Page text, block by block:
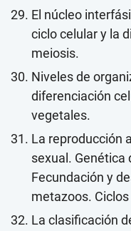
El núcleo
ciclo celular y la
meiosis.
Niveles de
diferenciación
vegetales.
La reproducción
sexual. Genética
Fecundación y
metazoos.
La clasificación